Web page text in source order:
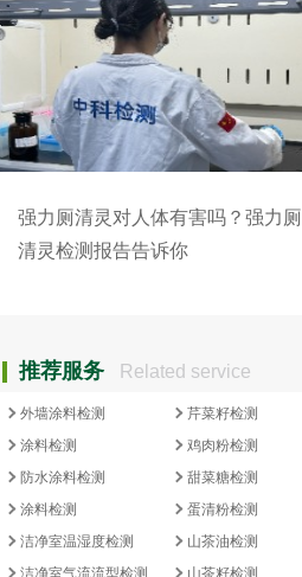
强力厕清灵对人体有害吗？强力厕
清灵检测报告告诉你
推荐服务 Related service
外墙涂料检测
涂料检测
防水涂料检测
涂料检测
洁净室温湿度检测
芹菜籽检测
鸡肉粉检测
甜菜糖检测
蛋清粉检测
山茶油检测